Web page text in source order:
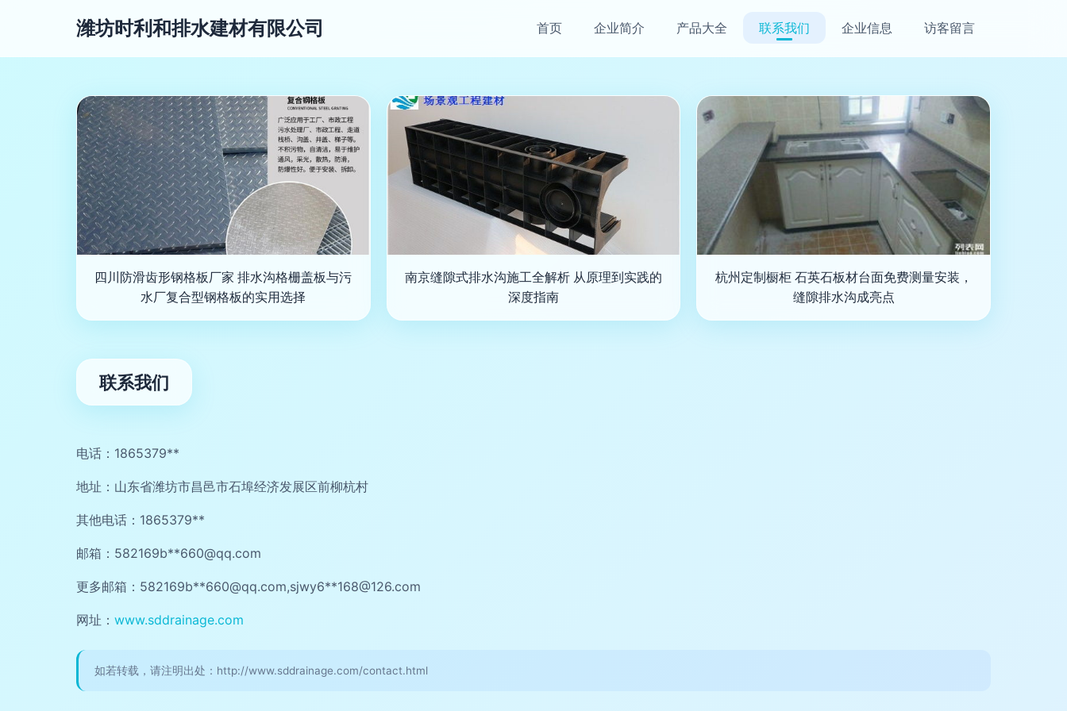
潍坊时利和排水建材有限公司 首页 企业简介 产品大全 联系我们 企业信息 访客留言
四川防滑齿形钢格板厂家 排水沟格栅盖板与污
水厂复合型钢格板的实用选择
南京缝隙式排水沟施工全解析 从原理到实践的
深度指南
杭州定制橱柜 石英石板材台面免费测量安装，
缝隙排水沟成亮点
联系我们
电话：1865379**
地址：山东省潍坊市昌邑市石埠经济发展区前柳杭村
其他电话：1865379**
邮箱：582169b**660@qq.com
更多邮箱：582169b**660@qq.com,sjwy6**168@126.com
网址： www.sddrainage.com
如若转载，请注明出处：http://www.sddrainage.com/contact.html